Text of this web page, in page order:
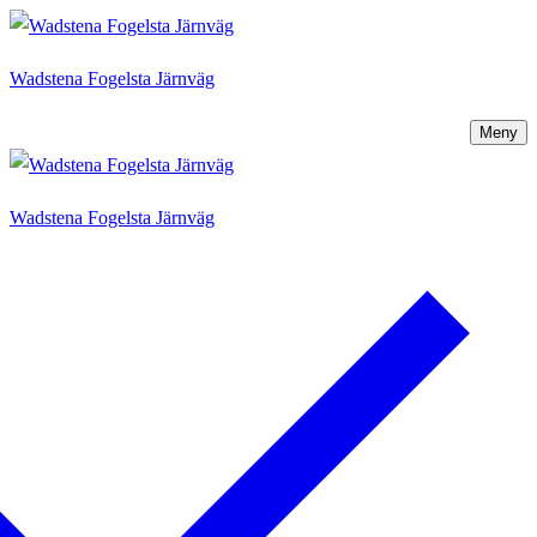
Hoppa
innehåll
Meny
Stäng
Wadstena Fogelsta Järnväg
Meny
Wadstena Fogelsta Järnväg